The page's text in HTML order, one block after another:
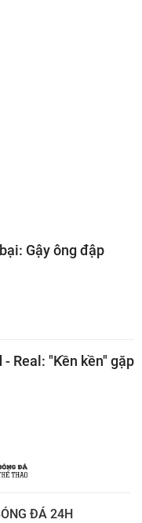
Gậy ông đập
Real: "Kền kền" gặp
ĐÁ 24H